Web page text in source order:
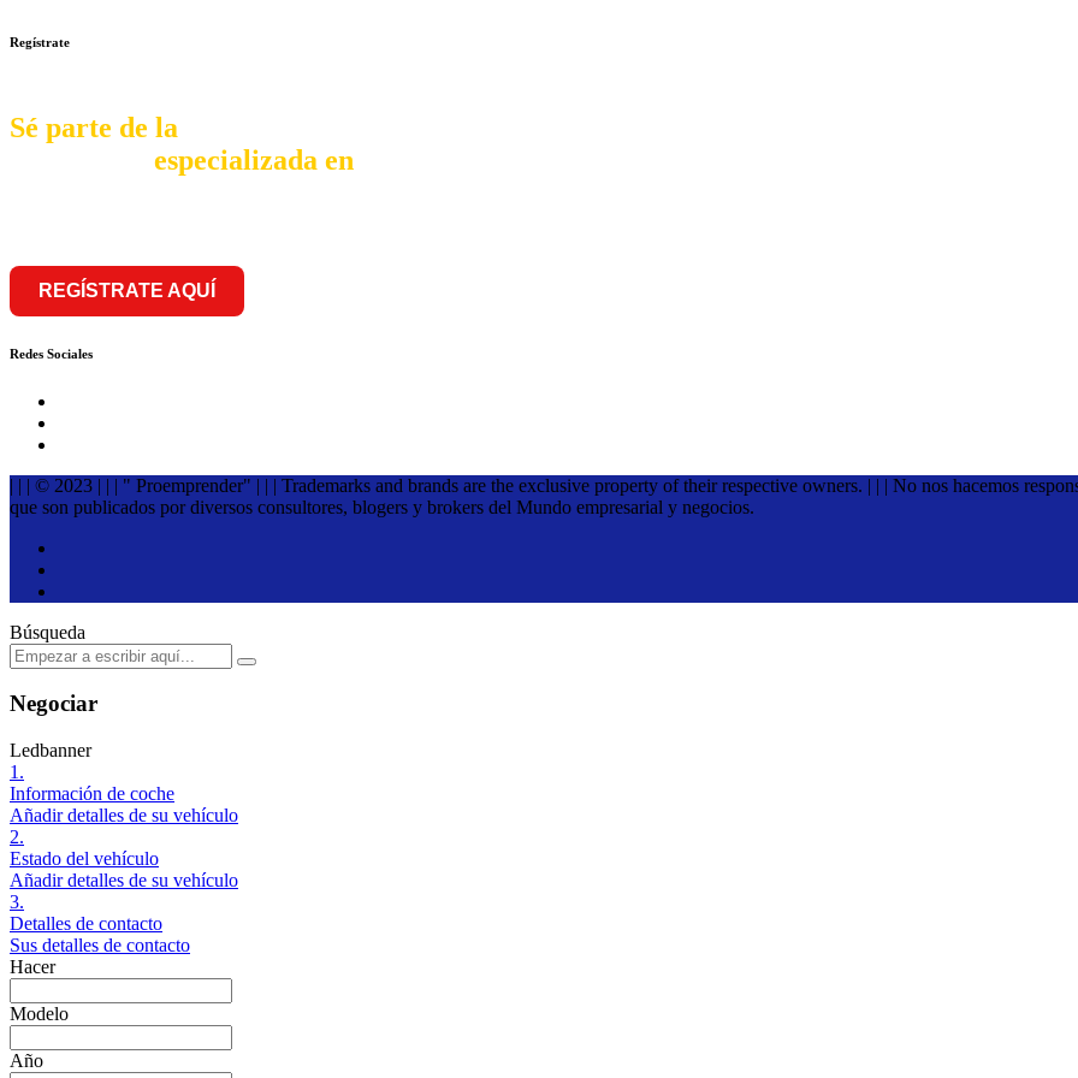
Regístrate
Sé parte de la
especializada en
REGÍSTRATE AQUÍ
Redes Sociales
| | | © 2023 | | | " Proemprender" | | | Trademarks and brands are the exclusive property of their respective owners. | | | No nos hacemos
que son publicados por diversos consultores, blogers y brokers del Mundo empresarial y negocios.
Búsqueda
Negociar
Ledbanner
1.
Información de coche
Añadir detalles de su vehículo
2.
Estado del vehículo
Añadir detalles de su vehículo
3.
Detalles de contacto
Sus detalles de contacto
Hacer
Modelo
Año